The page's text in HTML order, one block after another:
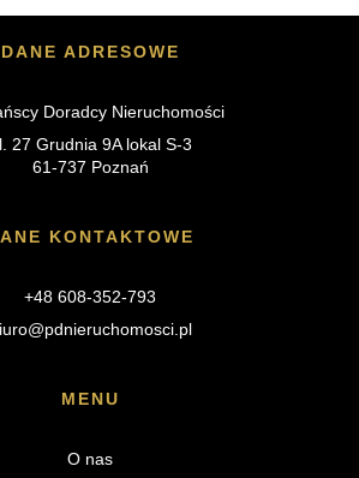
DANE ADRESOWE
Doradcy Nieruchomości
27 Grudnia 9A lokal S-3
61-737 Poznań
KONTAKTOWE
+48 608-352-793
MENU
O nas